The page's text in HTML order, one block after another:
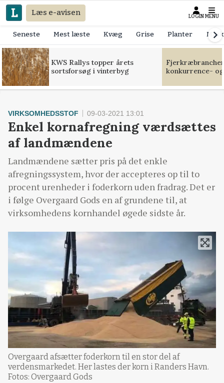
Læs e-avisen LOGIN MENU
Seneste Mest læste Kvæg Grise Planter
KWS Rallys topper årets
sortsforsøg i vinterbyg
konkurrence-
VIRKSOMHEDSSTOF 09-03-2021 13:01
Enkel kornafregning værdsættes
af landmændene
Landmændene sætter pris på det enkle
afregningssystem, hvor der accepteres op til to
procent urenheder i foderkorn uden fradrag. Det er
i følge Overgaard Gods en af grundene til, at
virksomhedens kornhandel øgede sidste år.
Overgaard afsætter foderkorn til en stor del af
verdensmarkedet. Her lastes der korn i Randers Havn.
Fotos: Overgaard Gods